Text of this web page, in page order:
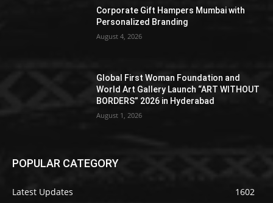
Corporate Gift Hampers Mumbai with
Personalized Branding
August 4, 2026
Global First Woman Foundation and
World Art Gallery Launch “ART WITHOUT
BORDERS” 2026 in Hyderabad
August 1, 2026
POPULAR CATEGORY
Latest Updates
1602